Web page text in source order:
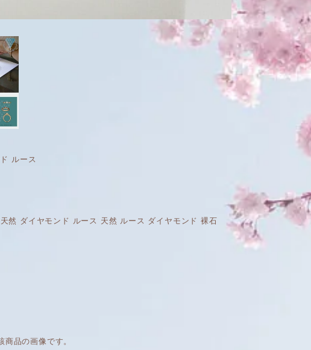
ルース
ダイヤモンド ルース 天然 ルース ダイヤモンド 裸石
品の画像です。